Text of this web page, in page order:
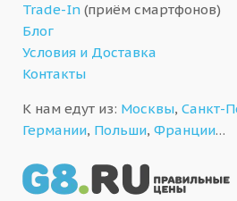
Trade-In (приём смартфонов)
Блог
Условия и Доставка
Контакты
К нам едут из: Москвы, Санкт-
Германии, Польши, Франции…